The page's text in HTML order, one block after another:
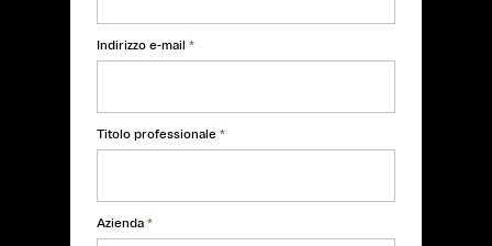
Indirizzo e-mail *
Titolo professionale *
Azienda *